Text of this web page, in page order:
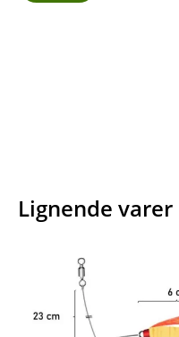
Lignende varer